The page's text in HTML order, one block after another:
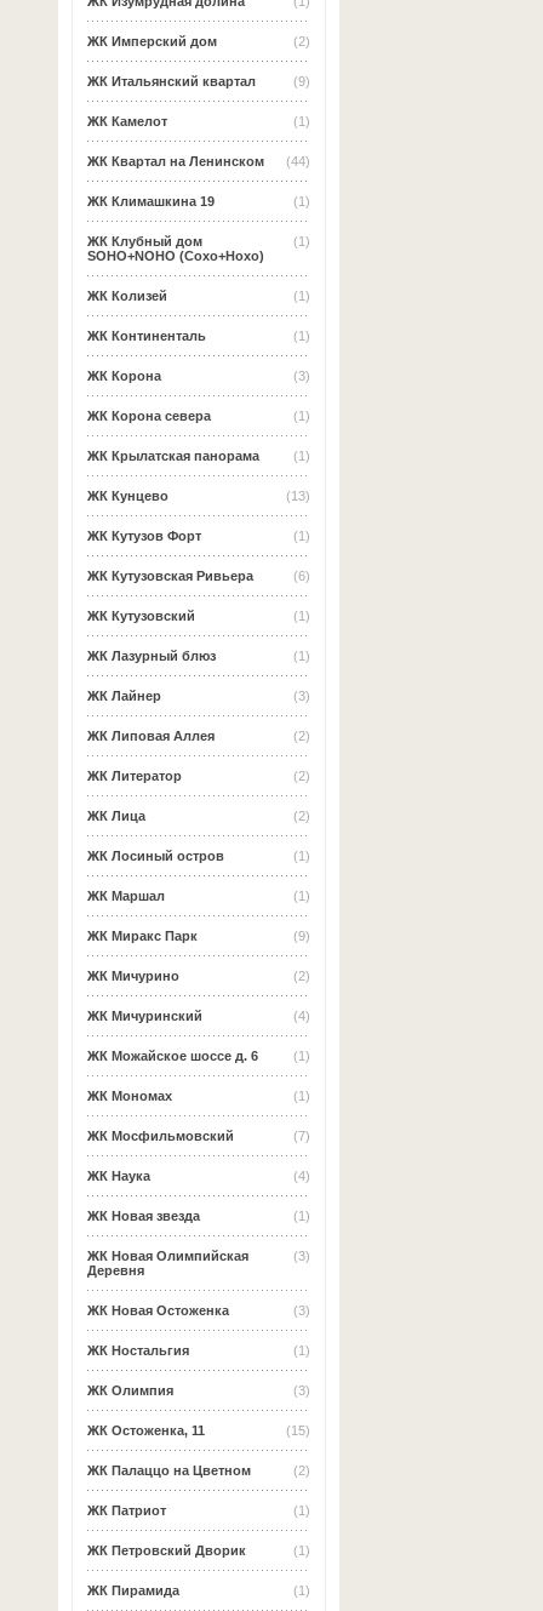
(2)
ЖК Имперский дом
(9)
ЖК Итальянский квартал
(1)
ЖК Камелот
(44)
ЖК Квартал на Ленинском
(1)
ЖК Климашкина 19
(1)
ЖК Клубный дом
SOHO+NOHO (Сохо+Нохо)
(1)
ЖК Колизей
(1)
ЖК Континенталь
(3)
ЖК Корона
(1)
ЖК Корона севера
(1)
ЖК Крылатская панорама
(13)
ЖК Кунцево
(1)
ЖК Кутузов Форт
(6)
ЖК Кутузовская Ривьера
(1)
ЖК Кутузовский
(1)
ЖК Лазурный блюз
(3)
ЖК Лайнер
(2)
ЖК Липовая Аллея
(2)
ЖК Литератор
(2)
ЖК Лица
(1)
ЖК Лосиный остров
(1)
ЖК Маршал
(9)
ЖК Миракс Парк
(2)
ЖК Мичурино
(4)
ЖК Мичуринский
(1)
ЖК Можайское шоссе д. 6
(1)
ЖК Мономах
(7)
ЖК Мосфильмовский
(4)
ЖК Наука
(1)
ЖК Новая звезда
(3)
ЖК Новая Олимпийская
Деревня
(3)
ЖК Новая Остоженка
(1)
ЖК Ностальгия
(3)
ЖК Олимпия
(15)
ЖК Остоженка, 11
(2)
ЖК Палаццо на Цветном
(1)
ЖК Патриот
(1)
ЖК Петровский Дворик
(1)
ЖК Пирамида